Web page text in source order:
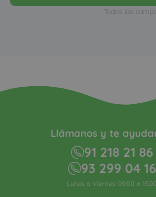
Todos los
Llámanos y te
91 218 21 86
93 299 04 16
Lunes a Viernes: 09:00 a